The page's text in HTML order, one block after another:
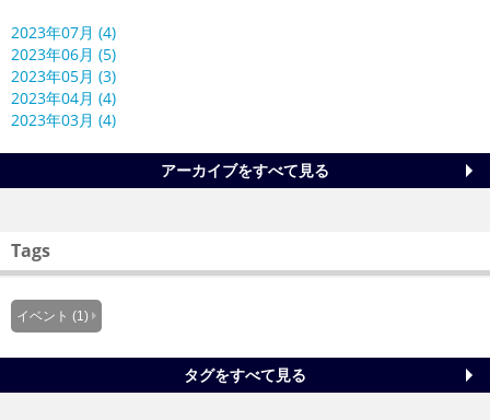
2023年07月 (4)
2023年06月 (5)
2023年05月 (3)
2023年04月 (4)
2023年03月 (4)
アーカイブをすべて見る
Tags
イベント (1)
タグをすべて見る